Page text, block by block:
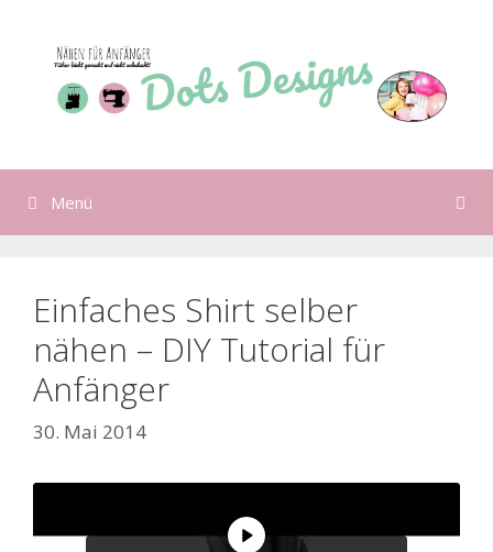
springen
Menü
Einfaches Shirt selber
nähen – DIY Tutorial für
Anfänger
30. Mai 2014